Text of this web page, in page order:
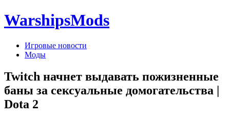
WarshipsMods
Игровые новости
Моды
Twitch начнет выдавать пожизненные
баны за сексуальные домогательства |
Dota 2